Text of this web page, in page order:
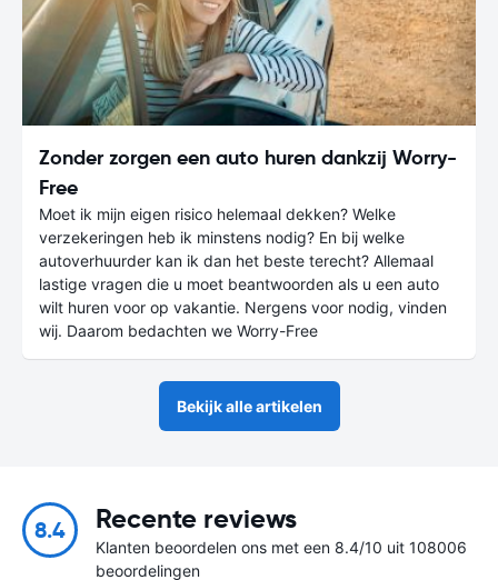
Zonder zorgen een auto huren dankzij Worry-
Free
Moet ik mijn eigen risico helemaal dekken? Welke
verzekeringen heb ik minstens nodig? En bij welke
autoverhuurder kan ik dan het beste terecht? Allemaal
lastige vragen die u moet beantwoorden als u een auto
wilt huren voor op vakantie. Nergens voor nodig, vinden
wij. Daarom bedachten we Worry-Free
Bekijk alle artikelen
8.4 Recente reviews
Klanten beoordelen ons met een 8.4/10 uit 108006
beoordelingen